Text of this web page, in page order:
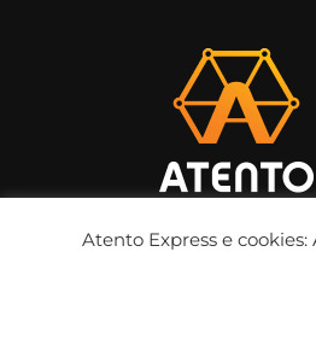
(11) 98075-4002
Atento Express e